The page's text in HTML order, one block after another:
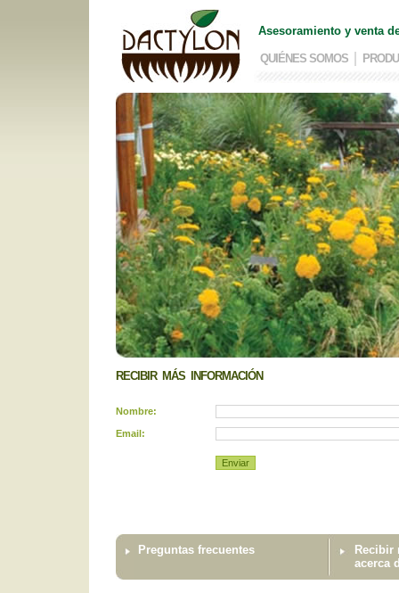
Asesoramiento y venta
QUIÉNES SOMOS
RECIBIR MÁS INFORMACIÓN
Nombre:
Email:
Preguntas frecuentes
Recibir
acerca